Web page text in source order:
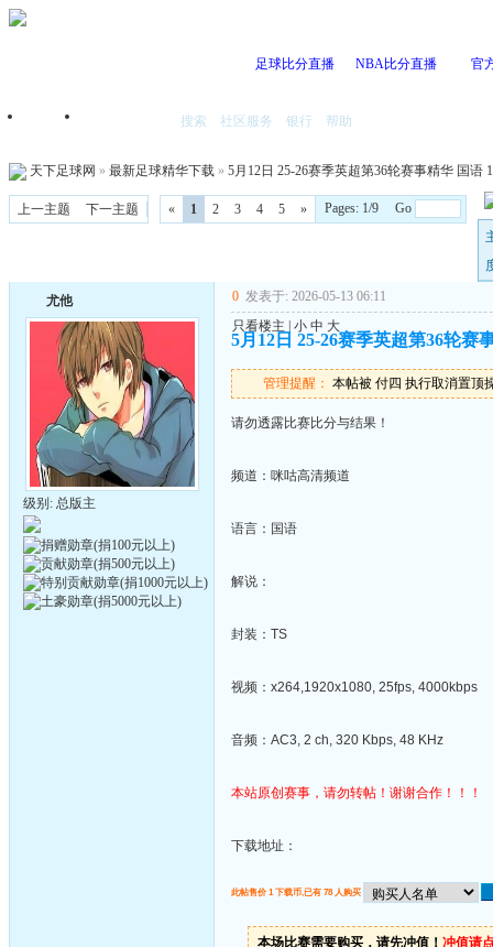
足球比分直播 NBA比分直播 官
首页 搜索 社区服务 银行 帮助
天下足球网 » 最新足球精华下载 » 5月12日 25-26赛季英超第36轮赛事精华 国语
上一主题 下一主题 « 1 2 3 4 5 »
Pages: 1/9 Go
尤他
级别: 总版主
0 发表于: 2026-05-13 06:11
只看楼主
小 中 大
5月12日 25-26赛季英超第36轮赛
管理提醒： 本帖被 付四 执行取消置顶
请勿透露比赛比分与结果！
频道：咪咕高清频道
语言：国语
解说：
封装：TS
视频：x264,1920x1080, 25fps, 4000kbps
音频：AC3, 2 ch, 320 Kbps, 48 KHz
本站原创赛事，请勿转帖！谢谢合作！！！
下载地址：
此帖售价 1 下载币,已有 78 人购买
本场比赛需要购买，请先冲值！ 冲值请